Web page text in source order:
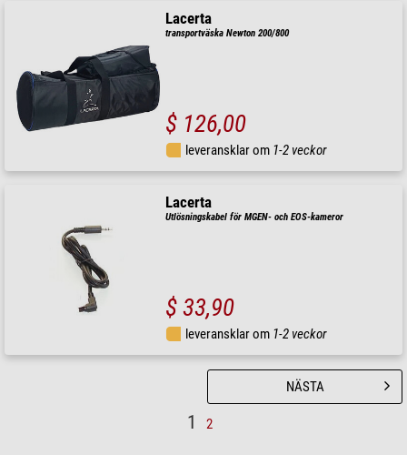
Lacerta
transportväska Newton 200/800
$ 126,00
leveransklar om 1-2 veckor
Lacerta
Utlösningskabel för MGEN- och EOS-kameror
$ 33,90
leveransklar om 1-2 veckor
1 2
NÄSTA